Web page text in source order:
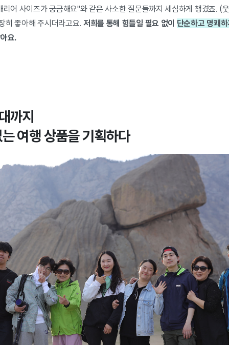
어 사이즈가 궁금해요"와 같은 사소한 질문들까지 세심하게 챙겼죠. (
히 좋아해 주시더라고요. 저희를 통해 힘들일 필요 없이 단순하고 명쾌
요.
까지
여행 상품을 기획하다